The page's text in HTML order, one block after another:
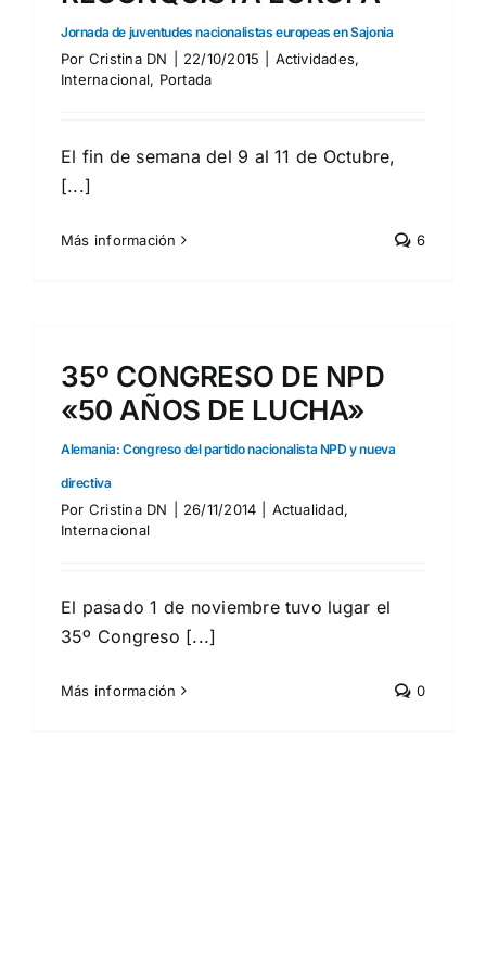
Jornada de juventudes nacionalistas europeas en Sajonia
Por Cristina DN 22/10/2015 Actividades,
Internacional, Portada
El fin de semana del 9 al 11 de Octubre,
[...]
Más información 6
35º CONGRESO DE NPD
«50 AÑOS DE LUCHA»
Alemania: Congreso del partido nacionalista NPD y nueva
directiva
Por Cristina DN 26/11/2014 Actualidad,
Internacional
El pasado 1 de noviembre tuvo lugar el
35º Congreso [...]
Más información 0